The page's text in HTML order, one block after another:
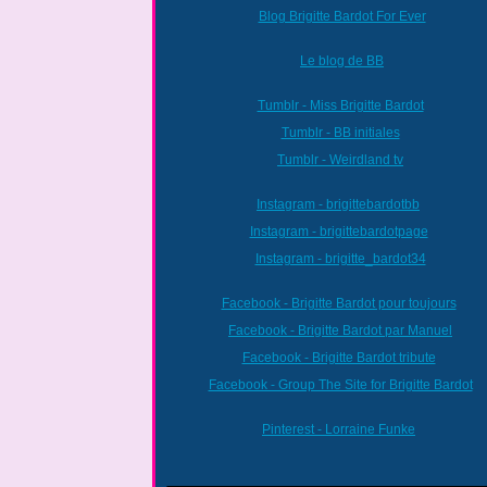
Blog Brigitte Bardot For Ever
Le blog de BB
Tumblr - Miss Brigitte Bardot
Tumblr - BB initiales
Tumblr - Weirdland tv
Instagram - brigittebardotbb
Instagram - brigittebardotpage
Instagram - brigitte_bardot34
Facebook - Brigitte Bardot pour toujours
Facebook - Brigitte Bardot par Manuel
Facebook - Brigitte Bardot tribute
Facebook - Group The Site for Brigitte Bardot
Pinterest - Lorraine Funke